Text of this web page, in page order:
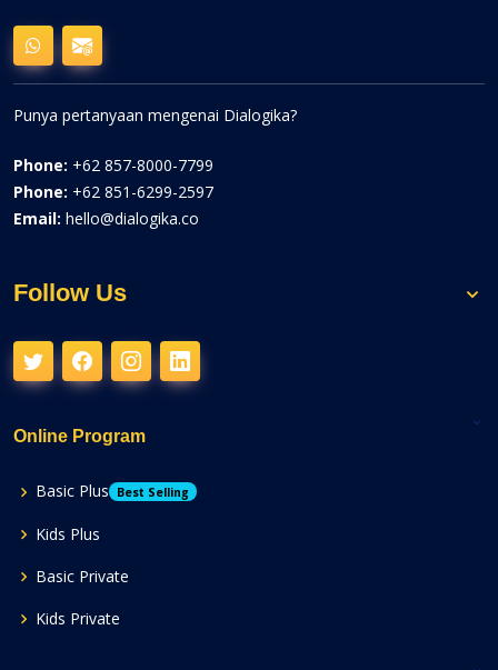
Punya pertanyaan mengenai Dialogika?
Phone: +62 857-8000-7799
Phone: +62 851-6299-2597
Email: hello@dialogika.co
Follow Us
Online Program
Basic Plus Best Selling
Kids Plus
Basic Private
Kids Private